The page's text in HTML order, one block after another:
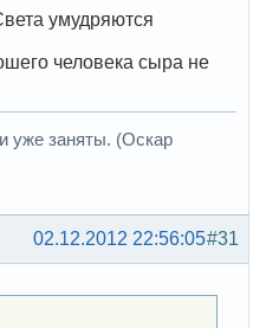
умудряются
человека сыра не
уже заняты. (Оскар
#31
02.12.2012 22:56:05